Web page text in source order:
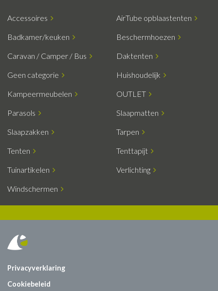
Accessoires AirTube opblaastenten
Badkamer/keuken Beschermhoezen
Caravan / Camper / Bus Daktenten
Geen categorie Huishoudelijk
Kampeermeubelen OUTLET
Parasols Slaapmatten
Slaapzakken Tarpen
Tenten Tenttapijt
Tuinartikelen Verlichting
Windschermen
Privacyverklaring
Cookiebeleid